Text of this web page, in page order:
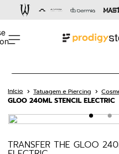
Tatuagem e Piercing
GLOO 240ML STENCIL ELECTRIC
TRANSFER THE GLOO
Termos mais buscados
5º
aston gold
6º
cartucho rm